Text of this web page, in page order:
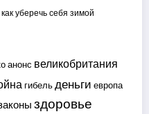
уберечь себя зимой
анонс великобритания
гибельденьги европа
здоровье